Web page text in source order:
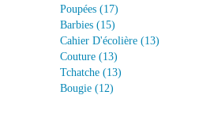
Poupées (17)
Barbies (15)
Cahier D'écolière (13)
Couture (13)
Tchatche (13)
Bougie (12)